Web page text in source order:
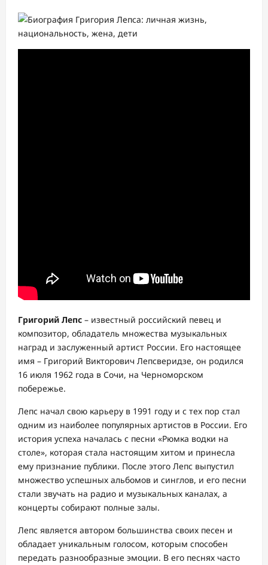
Григорий Лепс – известный российский певец и
композитор, обладатель множества музыкальных
наград и заслуженный артист России. Его настоящее
имя – Григорий Викторович Лепсверидзе, он родился
16 июля 1962 года в Сочи, на Черноморском
побережье.
Лепс начал свою карьеру в 1991 году и с тех пор стал
одним из наиболее популярных артистов в России. Его
история успеха началась с песни «Рюмка водки на
столе», которая стала настоящим хитом и принесла
ему признание публики. После этого Лепс выпустил
множество успешных альбомов и синглов, и его песни
стали звучать на радио и музыкальных каналах, а
концерты собирают полные залы.
Лепс является автором большинства своих песен и
обладает уникальным голосом, которым способен
передать разнообразные эмоции. В его песнях часто